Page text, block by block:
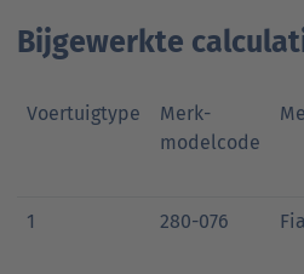
Bijgewerkte
Voertuigtype
Merk-
modelcode
1 280-076